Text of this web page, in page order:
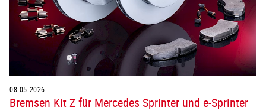
08.05.2026
Bremsen Kit Z für Mercedes Sprinter und e-Sprinter